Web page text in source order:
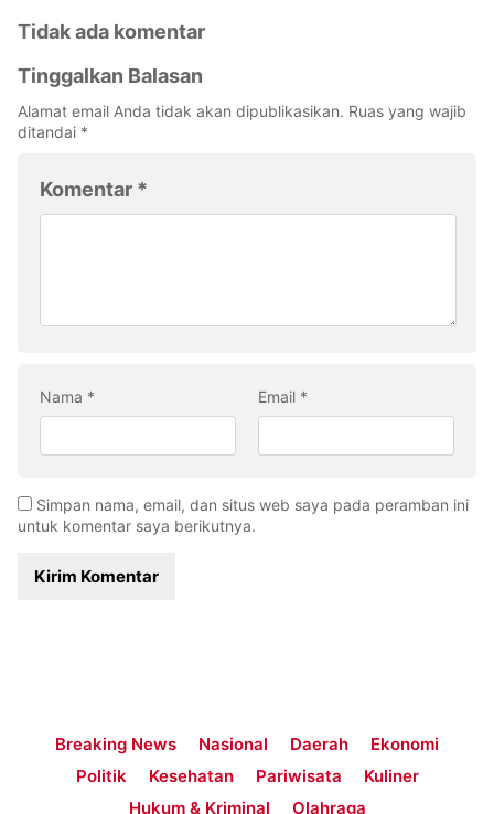
Tidak ada komentar
Tinggalkan Balasan
Alamat email Anda tidak akan dipublikasikan. Ruas yang wajib
ditandai *
Komentar *
Nama * Email *
Simpan nama, email, dan situs web saya pada peramban ini
untuk komentar saya berikutnya.
Breaking News Nasional Daerah
Ekonomi
Politik
Kesehatan Pariwisata
Kuliner
Hukum & Kriminal
Olahraga